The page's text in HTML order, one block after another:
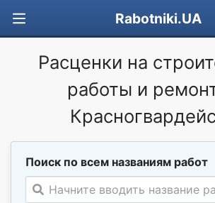
Rabotniki.UA
Расценки на
работы и
Поиск по всем названиям работ
Начните вводить название